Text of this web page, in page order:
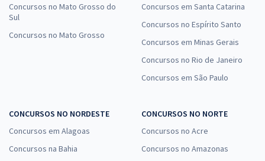
Concursos no Mato Grosso do
Sul
Concursos no Mato Grosso
Concursos em Santa Catarina
Concursos no Espírito Santo
Concursos em Minas Gerais
Concursos no Rio de Janeiro
Concursos em São Paulo
CONCURSOS NO NORDESTE
Concursos em Alagoas
Concursos na Bahia
CONCURSOS NO NORTE
Concursos no Acre
Concursos no Amazonas